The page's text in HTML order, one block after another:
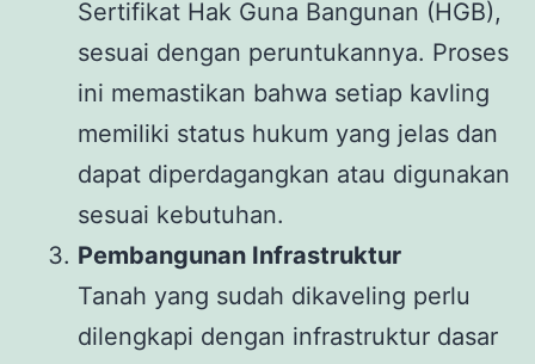
Sertifikat Hak Guna Bangunan (HGB),
sesuai dengan peruntukannya. Proses
ini memastikan bahwa setiap kavling
memiliki status hukum yang jelas dan
dapat diperdagangkan atau digunakan
sesuai kebutuhan.
Pembangunan Infrastruktur
Tanah yang sudah dikaveling perlu
dilengkapi dengan infrastruktur dasar